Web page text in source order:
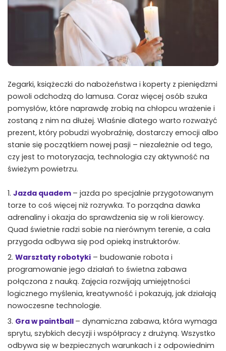
Zegarki, książeczki do nabożeństwa i koperty z pieniędzmi
powoli odchodzą do lamusa. Coraz więcej osób szuka
pomysłów, które naprawdę zrobią na chłopcu wrażenie i
zostaną z nim na dłużej. Właśnie dlatego warto rozważyć
prezent, który pobudzi wyobraźnię, dostarczy emocji albo
stanie się początkiem nowej pasji – niezależnie od tego,
czy jest to motoryzacja, technologia czy aktywność na
świeżym powietrzu.
Jazda quadem – jazda po specjalnie przygotowanym
torze to coś więcej niż rozrywka. To porządna dawka
adrenaliny i okazja do sprawdzenia się w roli kierowcy.
Quad świetnie radzi sobie na nierównym terenie, a cała
przygoda odbywa się pod opieką instruktorów.
Warsztaty robotyki – budowanie robota i
programowanie jego działań to świetna zabawa
połączona z nauką. Zajęcia rozwijają umiejętności
logicznego myślenia, kreatywność i pokazują, jak działają
nowoczesne technologie.
Gra w paintball – dynamiczna zabawa, która wymaga
sprytu, szybkich decyzji i współpracy z drużyną. Wszystko
odbywa się w bezpiecznych warunkach i z odpowiednim